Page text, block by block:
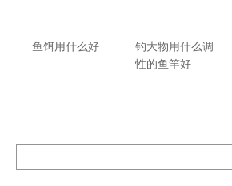
鱼饵用什么好
钓大物用什么调
性的鱼竿好